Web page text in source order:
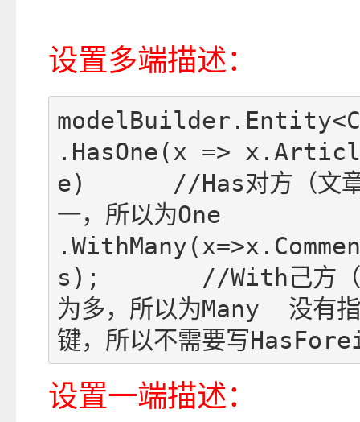
设置多端描述：
.HasOne(x => x.Articl
e)      //Has对方（文
一，所以为One
s);       //With己方（
为多，所以为Many  没有
键，所以不需要写
设置一端描述：